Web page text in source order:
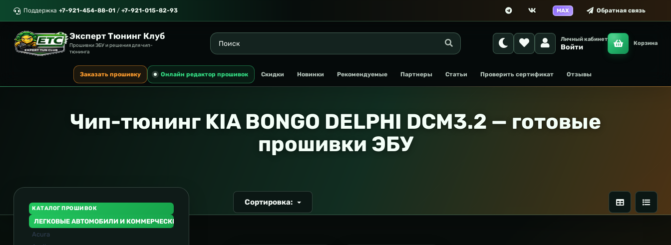
Поддержка +7-921-454-88-01 / +7-921-015-82-93 MAX Обратная связь
Эксперт Тюнинг Клуб
Прошивки ЭБУ и решения для чип-
тюнинга
Личный кабинет
Войти Корзина
Заказать прошивку Онлайн редактор прошивок Скидки Новинки Рекомендуемые Партнеры Статьи Проверить сертификат Отзывы
Чип-тюнинг KIA BONGO DELPHI DCM3.2 — готовые
прошивки ЭБУ
КАТАЛОГ ПРОШИВОК
ЛЕГКОВЫЕ АВТОМОБИЛИ И КОММЕРЧЕСКИЙ ТРАНСПОРТ
Acura
Сортировка: